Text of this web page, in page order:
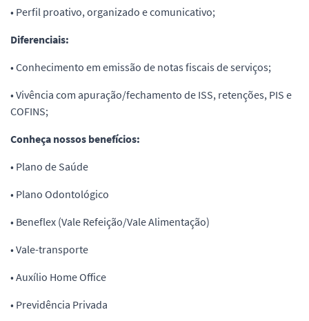
• Perfil proativo, organizado e comunicativo;
Diferenciais:
• Conhecimento em emissão de notas fiscais de serviços;
• Vivência com apuração/fechamento de ISS, retenções, PIS e
COFINS;
Conheça nossos benefícios:
• Plano de Saúde
• Plano Odontológico
• Beneflex (Vale Refeição/Vale Alimentação)
• Vale-transporte
• Auxílio Home Office
• Previdência Privada